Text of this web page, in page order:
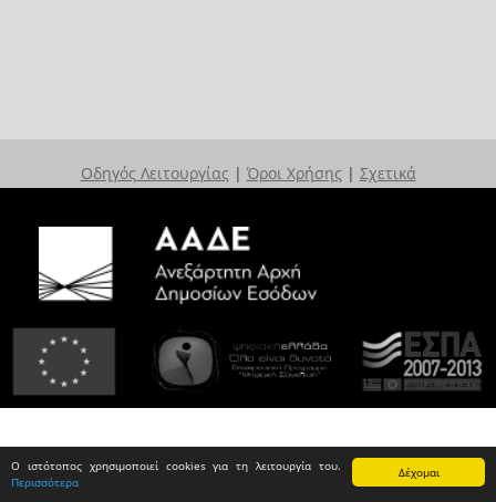
Δέχομαι
Ο ιστότοπος χρησιμοποιεί cookies για τη λειτουργία του.
Περισσότερα
Οδηγός Λειτουργίας | Όροι Χρήσης | Σχετικά